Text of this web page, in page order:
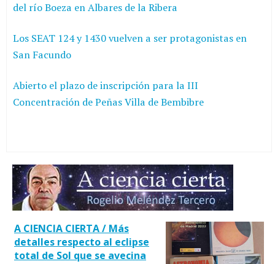
del río Boeza en Albares de la Ribera
Los SEAT 124 y 1430 vuelven a ser protagonistas en
San Facundo
Abierto el plazo de inscripción para la III
Concentración de Peñas Villa de Bembibre
A CIENCIA CIERTA / Más
detalles respecto al eclipse
total de Sol que se avecina